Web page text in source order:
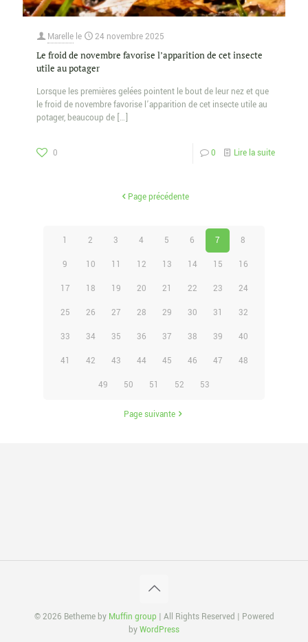
Marelle le 24 novembre 2025
Le froid de novembre favorise l’apparition de cet insecte
utile au potager
Lorsque les premières gelées pointent le bout de leur nez et que
le froid de novembre favorise l’apparition de cet insecte utile au
potager, beaucoup de […]
0 0 Lire la suite
Page précédente
1 2 3 4 5 6 7 8
9 10 11 12 13 14 15 16
17 18 19 20 21 22 23 24
25 26 27 28 29 30 31 32
33 34 35 36 37 38 39 40
41 42 43 44 45 46 47 48
49 50 51 52 53
Page suivante
© 2026 Betheme by Muffin group | All Rights Reserved | Powered
byWordPress